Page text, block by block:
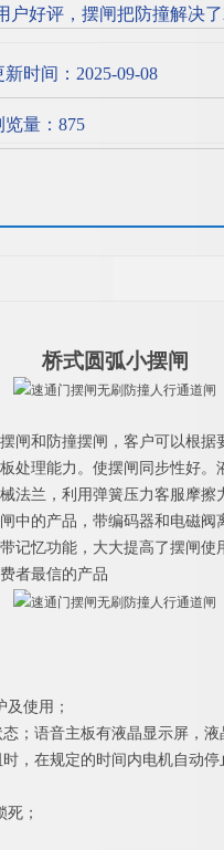
户好评，摆闸把防撞解决
新时间：2025-09-08
览量：875
桥式圆弧小摆闸
闸和防撞摆闸，客户可以根
处理能力。使摆闸同步性好
法兰，利用弹簧压力客服摩
中的产品，带编码器和电磁
记忆功能，大大提高了摆闸
者最信的产品
使用；
；语音主板有液晶显示屏，
，在规定的时间内电机自动
；